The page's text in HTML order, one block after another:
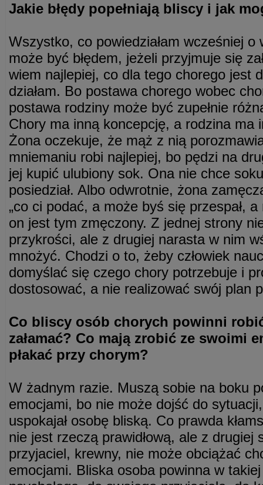
Jakie błędy popełniają bliscy i jak
Wszystko, co powiedziałam wcześniej o
może być błędem, jeżeli przyjmuje się
wiem najlepiej, co dla tego chorego jest
działam. Bo postawa chorego wobec
postawa rodziny może być zupełnie
Chory ma inną koncepcję, a rodzina ma
Żona oczekuje, że mąż z nią
mniemaniu robi najlepiej, bo pędzi na
jej kupić ulubiony sok. Ona nie chce
posiedział. Albo odwrotnie, żona
„co ci podać, a może byś się przespał,
on jest tym zmęczony. Z jednej strony
przykrości, ale z drugiej narasta w nim
mnożyć. Chodzi o to, żeby człowiek
domyślać się czego chory potrzebuje i
dostosować, a nie realizować swój plan
Co bliscy osób chorych powinni
załamać? Co mają zrobić ze swoimi
płakać przy chorym?
W żadnym razie. Muszą sobie na boku
emocjami, bo nie może dojść do
uspokajał osobę bliską. Co prawda
nie jest rzeczą prawidłową, ale z drugiej
przyjaciel, krewny, nie może obciążać
emocjami. Bliska osoba powinna w